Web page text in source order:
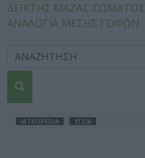
ΔΕΙΚΤΗΣ ΜΑΖΑΣ ΣΩΜΑΤΟΣ
ΑΝΑΛΟΓΙΑ ΜΕΣΗΣ ΓΟΦΩΝ
IATROPEDIA ΥΓΕΙΑ